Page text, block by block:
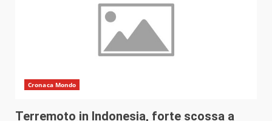
Cronaca Mondo
Terremoto in Indonesia, forte scossa a